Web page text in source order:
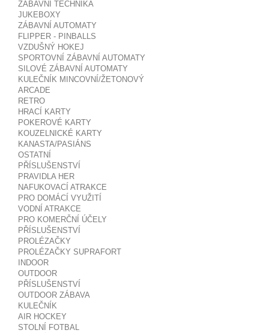
ZÁBAVNÍ TECHNIKA
JUKEBOXY
ZÁBAVNÍ AUTOMATY
FLIPPER - PINBALLS
VZDUŠNÝ HOKEJ
SPORTOVNÍ ZÁBAVNÍ AUTOMATY
SILOVÉ ZÁBAVNÍ AUTOMATY
KULEČNÍK MINCOVNÍ/ŽETONOVÝ
ARCADE
RETRO
HRACÍ KARTY
POKEROVÉ KARTY
KOUZELNICKÉ KARTY
KANASTA/PASIÁNS
OSTATNÍ
PŘÍSLUŠENSTVÍ
PRAVIDLA HER
NAFUKOVACÍ ATRAKCE
PRO DOMÁCÍ VYUŽITÍ
VODNÍ ATRAKCE
PRO KOMERČNÍ ÚČELY
PŘÍSLUŠENSTVÍ
PROLÉZAČKY
PROLÉZAČKY SUPRAFORT
INDOOR
OUTDOOR
PŘÍSLUŠENSTVÍ
OUTDOOR ZÁBAVA
KULEČNÍK
AIR HOCKEY
STOLNÍ FOTBAL